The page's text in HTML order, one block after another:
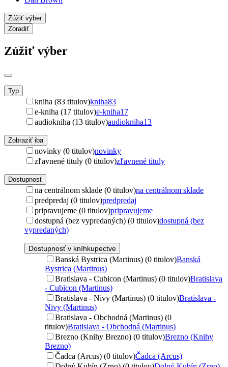
Zúžiť výber
Zoradiť
Zúžiť výber
Typ
kniha (83 titulov)kniha83
e-kniha (17 titulov)e-kniha17
audiokniha (13 titulov)audiokniha13
Zobraziť iba
novinky (0 titulov)novinky
zľavnené tituly (0 titulov)zľavnené tituly
Dostupnosť
na centrálnom sklade (0 titulov)na centrálnom sklade
predpredaj (0 titulov)predpredaj
pripravujeme (0 titulov)pripravujeme
dostupná (bez vypredaných) (0 titulov)dostupná (bez
vypredaných)
Dostupnosť v kníhkupectve
Banská Bystrica (Martinus) (0 titulov)Banská
Bystrica (Martinus)
Bratislava - Cubicon (Martinus) (0 titulov)Bratislava
- Cubicon (Martinus)
Bratislava - Nivy (Martinus) (0 titulov)Bratislava -
Nivy (Martinus)
Bratislava - Obchodná (Martinus) (0
titulov)Bratislava - Obchodná (Martinus)
Brezno (Knihy Brezno) (0 titulov)Brezno (Knihy
Brezno)
Čadca (Arcus) (0 titulov)Čadca (Arcus)